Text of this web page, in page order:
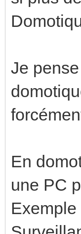
Je
En
une PC
Exemple